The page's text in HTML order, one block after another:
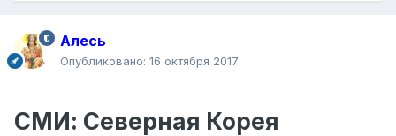
Алесь
Опубликовано: 16 октября 2017
СМИ: Северная Корея